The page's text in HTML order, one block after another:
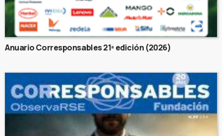
Anuario Corresponsables 21ª edición (2026)